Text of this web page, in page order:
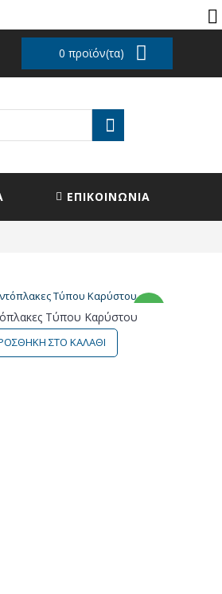
0 προϊόν(τα)
ΕΠΙΚΟΙΝΩΝΙΑ
Τύπου Καρύστου
ΣΤΟ ΚΑΛΑΘΙ